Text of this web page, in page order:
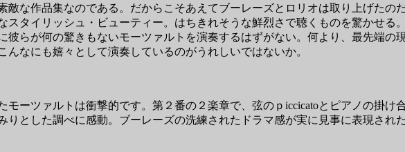
な作品集なのである。だからこそあえてブーレーズとロリオは取り上げたのだ
タイリッシュ・ビューティー。はちきれそうな鮮烈さで聴くものを驚かせる
彼らが何の驚きもないモーツァルトを演奏するはずがない。何より、最先端の
なにも嬉々として演奏しているのがうれしいではないか。
モーツァルトは衝撃的です。第２番の２楽章で、弦のｐiccicatoとピアノの掛
りとした調べに感動。ブーレーズの洗練されたドラマ感が実に見事に表現され